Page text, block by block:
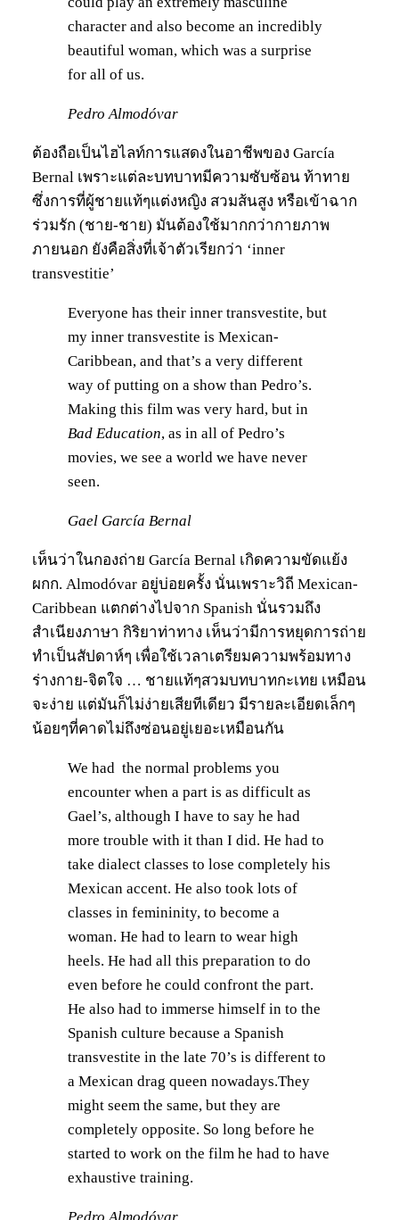
character and also become an incredibly
beautiful woman, which was a surprise
for all of us.
Pedro Almodóvar
ต้องถือเป็นไฮไลท์การแสดงในอาชีพของ García
Bernal เพราะแต่ละบทบาทมีความซับซ้อน ท้าทาย
ซึ่งการที่ผู้ชายแท้ๆแต่งหญิง สวมส้นสูง หรือเข้าฉาก
ร่วมรัก (ชาย-ชาย) มันต้องใช้มากกว่ากายภาพ
ภายนอก ยังคือสิ่งที่เจ้าตัวเรียกว่า ‘inner
transvestitie’
Everyone has their inner transvestite, but
my inner transvestite is Mexican-
Caribbean, and that’s a very different
way of putting on a show than Pedro’s.
Making this film was very hard, but in
Bad Education, as in all of Pedro’s
movies, we see a world we have never
seen.
Gael García Bernal
เห็นว่าในกองถ่าย García Bernal เกิดความขัดแย้ง
ผกก. Almodóvar อยู่บ่อยครั้ง นั่นเพราะวิถี Mexican-
Caribbean แตกต่างไปจาก Spanish นั่นรวมถึง
สำเนียงภาษา กิริยาท่าทาง เห็นว่ามีการหยุดการถ่าย
ทำเป็นสัปดาห์ๆ เพื่อใช้เวลาเตรียมความพร้อมทาง
ร่างกาย-จิตใจ … ชายแท้ๆสวมบทบาทกะเทย เหมือน
จะง่าย แต่มันก็ไม่ง่ายเสียทีเดียว มีรายละเอียดเล็กๆ
น้อยๆที่คาดไม่ถึงซ่อนอยู่เยอะเหมือนกัน
We had the normal problems you
encounter when a part is as difficult as
Gael’s, although I have to say he had
more trouble with it than I did. He had to
take dialect classes to lose completely his
Mexican accent. He also took lots of
classes in femininity, to become a
woman. He had to learn to wear high
heels. He had all this preparation to do
even before he could confront the part.
He also had to immerse himself in to the
Spanish culture because a Spanish
transvestite in the late 70’s is different to
a Mexican drag queen nowadays.They
might seem the same, but they are
completely opposite. So long before he
started to work on the film he had to have
exhaustive training.